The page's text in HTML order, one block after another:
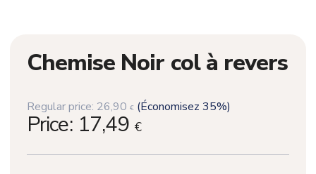
Chemise Noir col à revers
Regular price: 26,90 € (Économisez 35%)
Price: 17,49 €